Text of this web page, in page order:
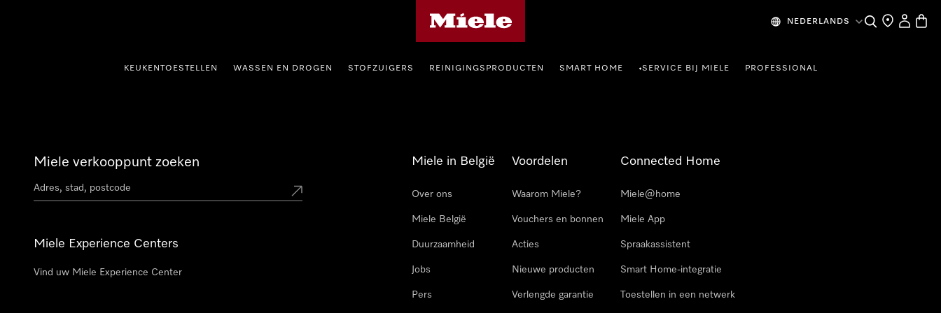
NEDERLANDS Wat zoek je?
Dealer zoeken
Mijn
KEUKENTOESTELLEN WASSEN EN DROGEN STOFZUIGERS REINIGINGSPRODUCTEN SMART HOME •SERVICE BIJ MIELE PROFESSIONAL
Miele verkooppunt zoeken
Miele Experience Centers
Vind uw Miele Experience Center
Miele in België
Over ons
Miele België
Duurzaamheid
Jobs
Pers
Voordelen
Waarom Miele?
Vouchers en bonnen
Acties
Nieuwe producten
Verlengde garantie
Connected Home
Miele@home
Miele App
Spraakassistent
Smart Home-integratie
Toestellen in een netwerk